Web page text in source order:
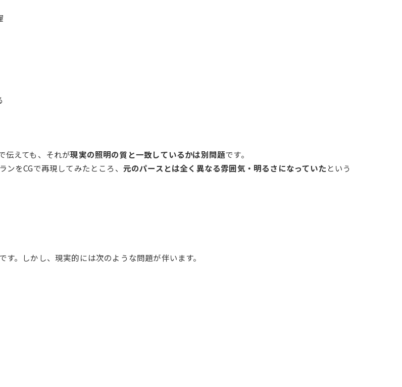
伝えても、それが現実の照明の質と一致しているかは別問題です。
をCGで再現してみたところ、 元のパースとは全く異なる雰囲気・明るさになっていた という
。しかし、現実的には次のような問題が伴います。